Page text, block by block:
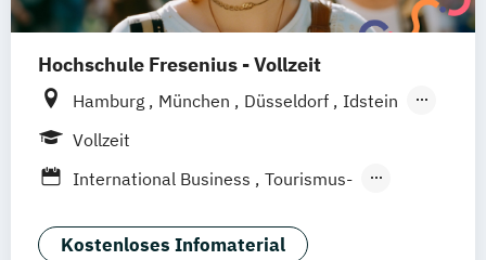
Tourismusökonom (FH)
Hochschule Fresenius - Vollzeit
Hamburg München Düsseldorf
Idstein
Berlin
Braunschweig Erfurt
Vollzeit
International Business
Tourismus-
Kostenloses Infomaterial